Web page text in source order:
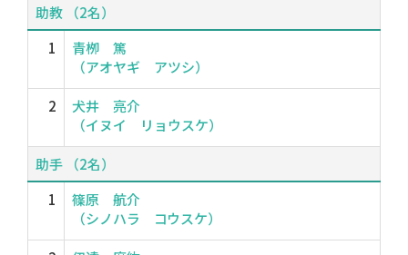
助教 （2名）
1
青栁 篤
（アオヤギ アツシ）
2
犬井 亮介
（イヌイ リョウスケ）
助手 （2名）
1
篠原 航介
（シノハラ コウスケ）